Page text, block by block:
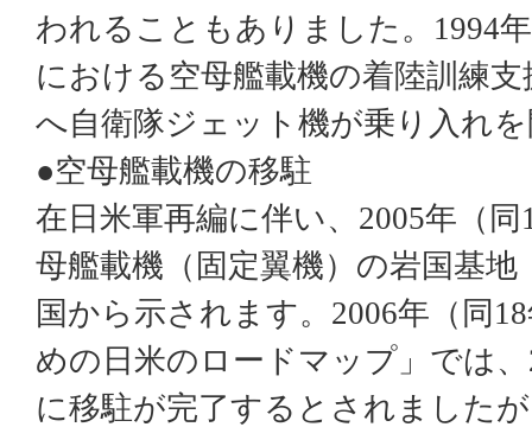
われることもありました。 1994
における空母艦載機の着陸訓練
へ自衛隊ジェット機が乗り入れ
●空母艦載機の移駐
在日米軍再編に伴い、 2005年（同
母艦載機（固定翼機）の岩国基
国から示されます。 2006年（同 18
めの日米のロードマップ」では、
に移駐が完了するとされました